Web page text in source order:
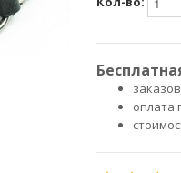
оплата